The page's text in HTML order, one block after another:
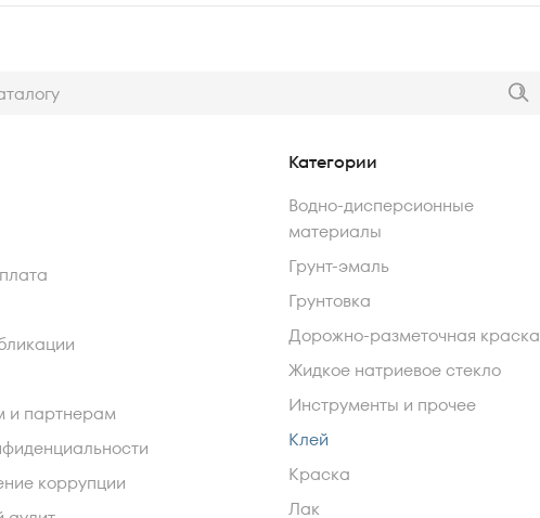
и партнерам
коррупции
Категории
Водно-дисперсионные
материалы
Грунт-эмаль
Грунтовка
Дорожно-разметочная краска
Жидкое натриевое стекло
Инструменты и прочее
Клей
Краска
Лак